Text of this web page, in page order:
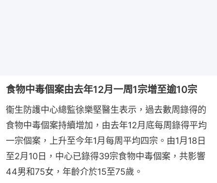
食物中毒個案由去年12月一周1宗增至逾10宗
衞生防護中心總監徐樂堅醫生表示，過去數周錄得的
食物中毒個案持續增加，由去年12月底每周錄得平均
一宗個案，上升至今年1月每周平均四宗。由1月18日
至2月10日，中心已錄得39宗食物中毒個案，共影響
44男和75女，年齡介於15至75歲。